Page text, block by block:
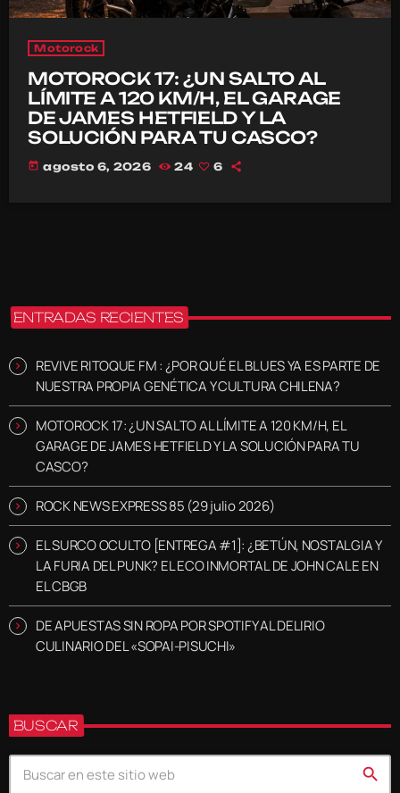
Motorock
MOTOROCK 17: ¿UN SALTO AL
LÍMITE A 120 KM/H, EL GARAGE
DE JAMES HETFIELD Y LA
SOLUCIÓN PARA TU CASCO?
today agosto 6, 2026 24 6
ENTRADAS RECIENTES
REVIVE RITOQUE FM : ¿POR QUÉ EL BLUES YA ES PARTE DE
NUESTRA PROPIA GENÉTICA Y CULTURA CHILENA?
MOTOROCK 17: ¿UN SALTO AL LÍMITE A 120 KM/H, EL
GARAGE DE JAMES HETFIELD Y LA SOLUCIÓN PARA TU
CASCO?
ROCK NEWS EXPRESS 85 (29 julio 2026)
EL SURCO OCULTO [ENTREGA #1]: ¿BETÚN, NOSTALGIA Y
LA FURIA DEL PUNK? EL ECO INMORTAL DE JOHN CALE EN
EL CBGB
DE APUESTAS SIN ROPA POR SPOTIFY AL DELIRIO
CULINARIO DEL «SOPAI-PISUCHI»
BUSCAR
search